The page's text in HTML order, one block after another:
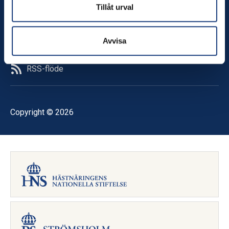
Tillåt urval
Avvisa
LinkedIn
YouTube
RSS-flöde
Copyright © 2026